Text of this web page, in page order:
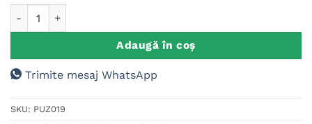
Adaugă în coș
Trimite mesaj WhatsApp
SKU: PUZ019